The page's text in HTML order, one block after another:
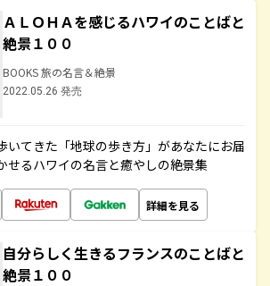
ＡＬＯＨＡを感じるハワイのことばと
絶景１００
BOOKS 旅の名言＆絶景
2022.05.26 発売
いてきた「地球の歩き方」があなたにお届
せるハワイの名言と癒やしの絶景集
詳細を見る
自分らしく生きるフランスのことばと
絶景１００